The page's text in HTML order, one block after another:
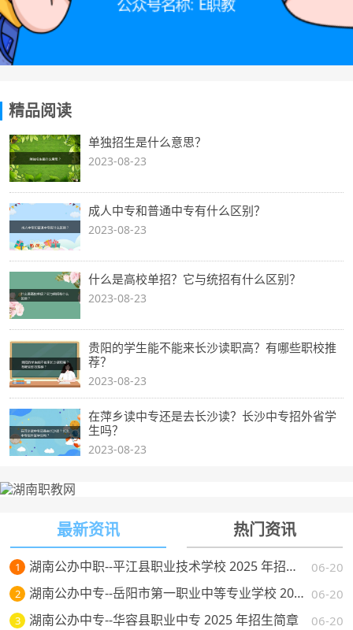
精品阅读
单独招生是什么意思？
2023-08-23
成人中专和普通中专有什么区别？
2023-08-23
什么是高校单招？它与统招有什么区别？
2023-08-23
贵阳的学生能不能来长沙读职高？有哪些职校推
荐？
2023-08-23
在萍乡读中专还是去长沙读？长沙中专招外省学
生吗？
2023-08-23
最新资讯 热门资讯
1 06-20
湖南公办中职--平江县职业技术学校 2025 年招生简章
2 06-20
湖南公办中专--岳阳市第一职业中等专业学校 2025 年招生简章
3 06-20
湖南公办中专--华容县职业中专 2025 年招生简章